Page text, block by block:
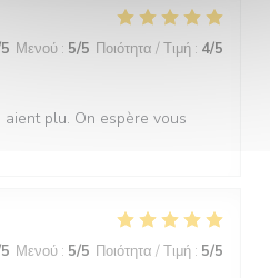
Μενού : 5/5 Ποιότητα / Τιμή : 4/5
plu. On espère vous
Μενού : 5/5 Ποιότητα / Τιμή : 5/5